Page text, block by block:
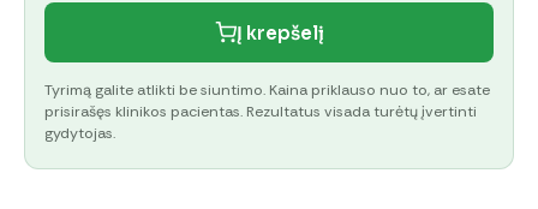
Į krepšelį
Tyrimą galite atlikti be siuntimo. Kaina priklauso nuo to, ar esate
prisirašęs klinikos pacientas. Rezultatus visada turėtų įvertinti
gydytojas.